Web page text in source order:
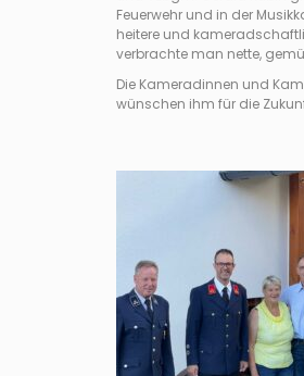
Feuerwehr und in der
heitere und
verbrachte man nette,
Die Kameradinnen und
wünschen ihm für die